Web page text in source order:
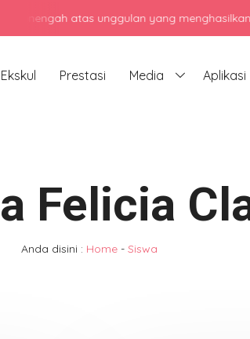
atas unggulan yang menghasilkan
Ekskul Prestasi Media Aplikasi
Felicia
Anda disini : Home - Siswa